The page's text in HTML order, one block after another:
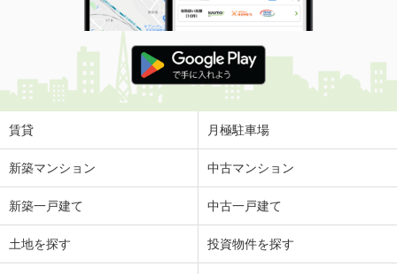
賃貸 月極駐車場
新築マンション 中古マンション
新築一戸建て 中古一戸建て
土地を探す 投資物件を探す